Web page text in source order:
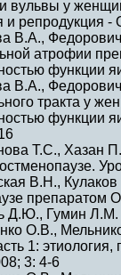
вульвы у
и
В.А.,
атрофии
функции
В.А.,
тракта у
функции
Т.С., Хазан
В.Н.,
препаратом
Д.Ю., Гумин Л.М.
О.В.,
1: этиология,
3: 4-6